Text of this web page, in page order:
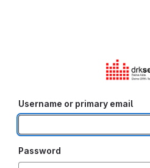
Username or primary email
Password